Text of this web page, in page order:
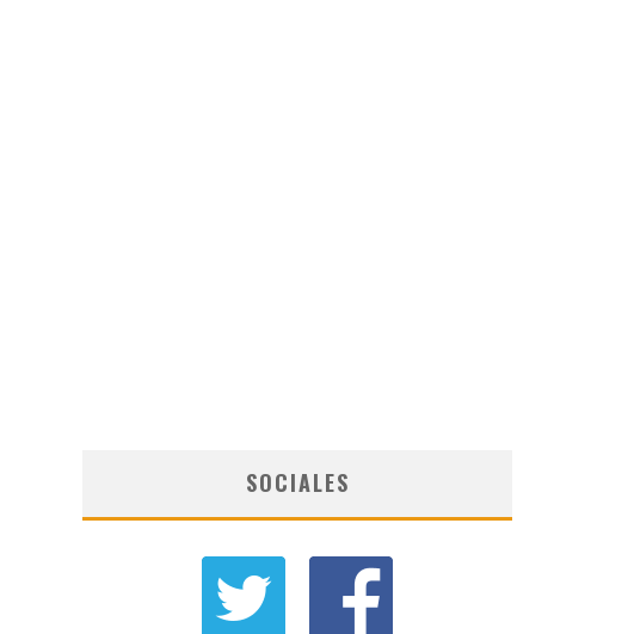
SOCIALES